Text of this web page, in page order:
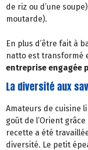
de riz ou d’une
moutarde).
En plus d’être fait à
natto est transformé
entreprise engagée
La diversité aux
Amateurs de cuisine
goût de l’Orient
recette a été
diversité. Le petit